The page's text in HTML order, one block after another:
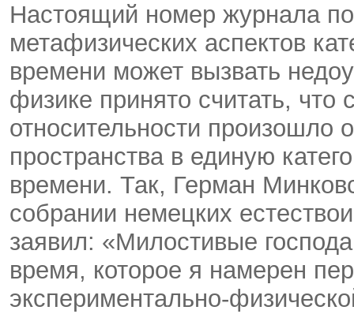
Настоящий номер журнала
метафизических аспектов
времени может вызвать
физике принято считать, что
относительности произошло
пространства в единую
времени. Так, Герман
собрании немецких
заявил: «Милостивые
время, которое я намерен
экспериментально-